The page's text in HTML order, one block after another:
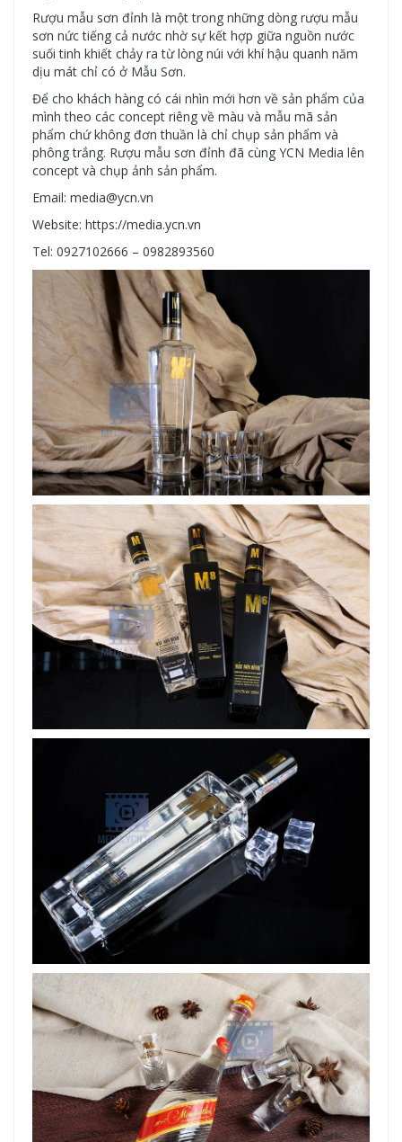
Rượu mẫu sơn đỉnh là một trong những dòng rượu mẫu
sơn nức tiếng cả nước nhờ sự kết hợp giữa nguồn nước
suối tinh khiết chảy ra từ lòng núi với khí hậu quanh năm
dịu mát chỉ có ở Mẫu Sơn.
Để cho khách hàng có cái nhìn mới hơn về sản phẩm của
mình theo các concept riêng về màu và mẫu mã sản
phẩm chứ không đơn thuần là chỉ chụp sản phẩm và
phông trắng. Rượu mẫu sơn đỉnh đã cùng YCN Media lên
concept và chụp ảnh sản phẩm.
Email: media@ycn.vn
Website: https://media.ycn.vn
Tel: 0927102666 – 0982893560